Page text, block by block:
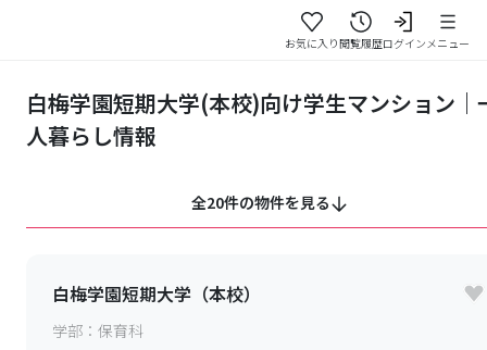
お気に入り閲覧履歴ログインメニュー
白梅学園短期大学(本校)向け学生マンション｜
人暮らし情報
全20件の物件を見る
白梅学園短期大学（本校）
学部： 保育科